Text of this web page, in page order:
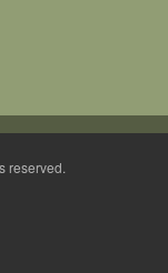
reserved.